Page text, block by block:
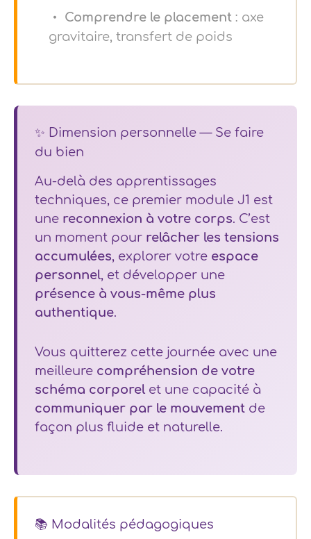
Comprendre le placement : axe
gravitaire, transfert de poids
✨ Dimension personnelle — Se faire
du bien
Au-delà des apprentissages
techniques, ce premier module J1 est
une reconnexion à votre corps. C’est
un moment pour relâcher les tensions
accumulées, explorer votre espace
personnel, et développer une
présence à vous-même plus
authentique.
Vous quitterez cette journée avec une
meilleure compréhension de votre
schéma corporel et une capacité à
communiquer par le mouvement de
façon plus fluide et naturelle.
📚 Modalités pédagogiques